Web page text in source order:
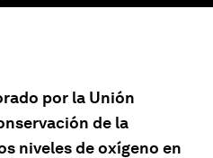
por la Unión
de la
niveles de oxígeno en